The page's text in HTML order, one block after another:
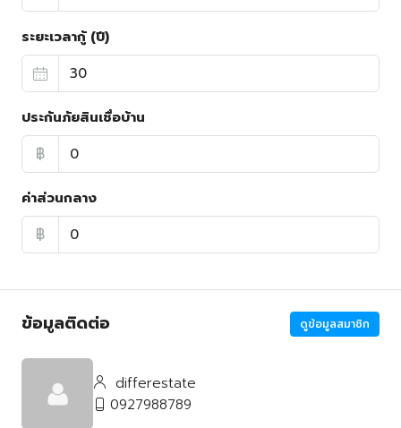
ระยะเวลากู้ (ปี)
ประกันภัยสินเชื่อบ้าน
฿
ค่าส่วนกลาง
฿
ข้อมูลติดต่อ ดูข้อมูลสมาชิก
differestate
0927988789